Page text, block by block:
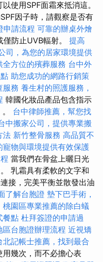
使用SPF面霜來抵消這。
因子時，請觀察是否有
申請流程 可靠的辦桌外燴
僅防止UVB輻射。 提高
司，為您的居家環境提供
方位的殯葬服務 台中外
助您成功的網路行銷策
服務 養生村的照護服務，
韓國化妝品產品包含指示
台中律師推薦，幫您找
中搬家公司，提供專業搬
法 新竹整骨服務 高品質不
物與環境提供有效保護
當我們在骨盆上曬日光
乳霜具有柔軟的文字和
接，完美平衡並散發出油
了解台胞證 墊下巴手術，
園區專業推薦的除白蟻
餐點 杜拜簽證的申請過
區台胞證辦理流程 近視矯
北記帳士推薦，找到最合
幾次，而不必擔心表